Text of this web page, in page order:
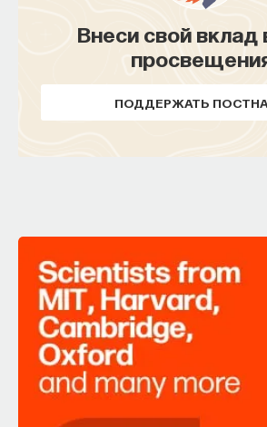
Внеси свой вклад
ПОДДЕРЖАТЬ